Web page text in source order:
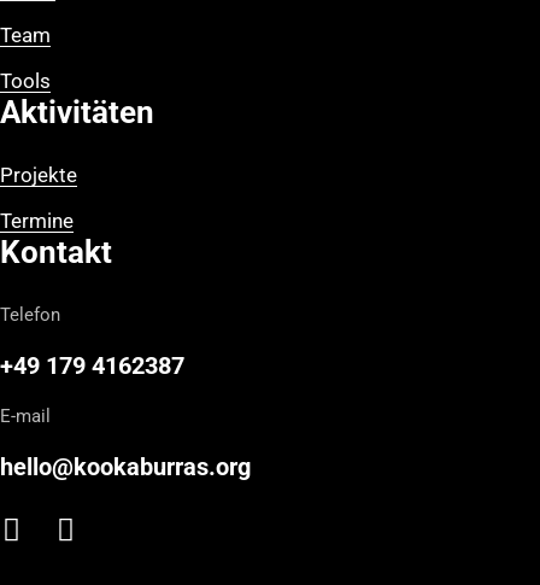
Team
Tools
Aktivitäten
Projekte
Termine
Kontakt
Telefon
+49 179 4162387
E-mail
hello@kookaburras.org